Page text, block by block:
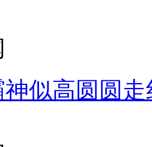
似高圆圆走